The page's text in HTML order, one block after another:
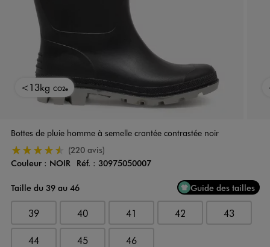
<13kg CO2e
Bottes de pluie homme à semelle crantée contrastée noir
4.5/5 de moyenne
(220 avis)
Couleur
Couleur : NOIR Réf. : 30975050007
Taille du 39 au 46
Guide des tailles
39 40 41 42 43
44 45 46